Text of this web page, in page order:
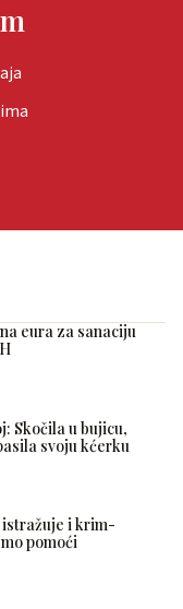
eura za sanaciju
Skočila u bujicu,
svoju kćerku
istražuje i krim-
pomoći